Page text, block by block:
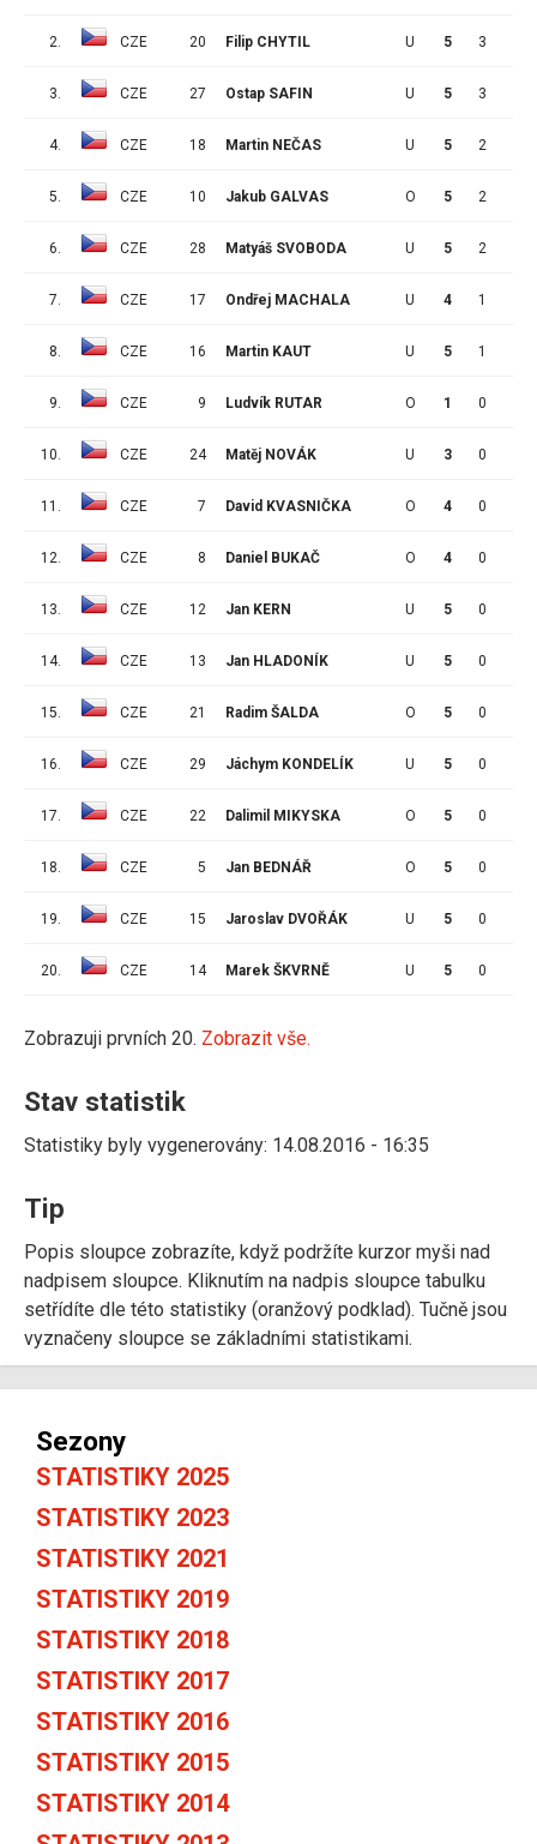
2. CZE 20 Filip CHYTIL U 5 3
3. CZE 27 Ostap SAFIN U 5 3
4. CZE 18 Martin NEČAS U 5 2
5. CZE 10 Jakub GALVAS O 5 2
6. CZE 28 Matyáš SVOBODA U 5 2
7. CZE 17 Ondřej MACHALA U 4 1
8. CZE 16 Martin KAUT U 5 1
9. CZE 9 Ludvík RUTAR O 1 0
10. CZE 24 Matěj NOVÁK U 3 0
11. CZE 7 David KVASNIČKA O 4 0
12. CZE 8 Daniel BUKAČ O 4 0
13. CZE 12 Jan KERN U 5 0
14. CZE 13 Jan HLADONÍK U 5 0
15. CZE 21 Radim ŠALDA O 5 0
16. CZE 29 Jáchym KONDELÍK U 5 0
17. CZE 22 Dalimil MIKYSKA O 5 0
18. CZE 5 Jan BEDNÁŘ O 5 0
19. CZE 15 Jaroslav DVOŘÁK U 5 0
20. CZE 14 Marek ŠKVRNĚ U 5 0
Zobrazuji prvních 20. Zobrazit vše.
Stav statistik
Statistiky byly vygenerovány: 14.08.2016 - 16:35
Tip
Popis sloupce zobrazíte, když podržíte kurzor myši nad
nadpisem sloupce. Kliknutím na nadpis sloupce tabulku
setřídíte dle této statistiky (oranžový podklad). Tučně jsou
vyznačeny sloupce se základními statistikami.
Sezony
STATISTIKY 2025
STATISTIKY 2023
STATISTIKY 2021
STATISTIKY 2019
STATISTIKY 2018
STATISTIKY 2017
STATISTIKY 2016
STATISTIKY 2015
STATISTIKY 2014